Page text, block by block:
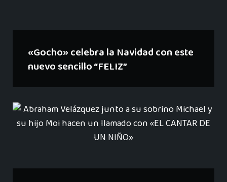
«Gocho» celebra la Navidad con este
nuevo sencillo “FELIZ”